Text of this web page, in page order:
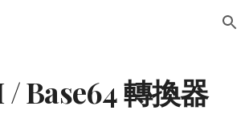
Skip to navigation
/ Base64 轉換器